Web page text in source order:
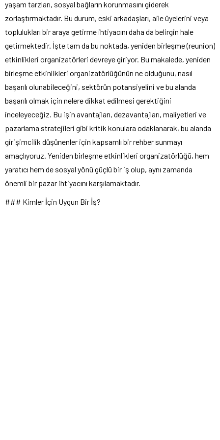
yaşam tarzları, sosyal bağların korunmasını giderek
zorlaştırmaktadır. Bu durum, eski arkadaşları, aile üyelerini veya
toplulukları bir araya getirme ihtiyacını daha da belirgin hale
getirmektedir. İşte tam da bu noktada, yeniden birleşme (reunion)
etkinlikleri organizatörleri devreye giriyor. Bu makalede, yeniden
birleşme etkinlikleri organizatörlüğünün ne olduğunu, nasıl
başarılı olunabileceğini, sektörün potansiyelini ve bu alanda
başarılı olmak için nelere dikkat edilmesi gerektiğini
inceleyeceğiz. Bu işin avantajları, dezavantajları, maliyetleri ve
pazarlama stratejileri gibi kritik konulara odaklanarak, bu alanda
girişimcilik düşünenler için kapsamlı bir rehber sunmayı
amaçlıyoruz. Yeniden birleşme etkinlikleri organizatörlüğü, hem
yaratıcı hem de sosyal yönü güçlü bir iş olup, aynı zamanda
önemli bir pazar ihtiyacını karşılamaktadır.
### Kimler İçin Uygun Bir İş?